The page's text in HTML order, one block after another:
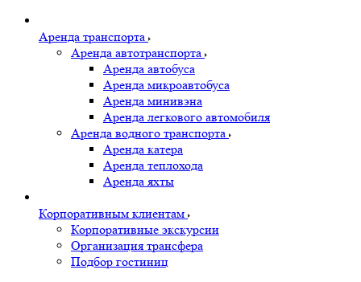
Аренда транспорта
Аренда автотранспорта
Аренда автобуса
Аренда микроавтобуса
Аренда минивэна
Аренда легкового автомобиля
Аренда водного транспорта
Аренда катера
Аренда теплохода
Аренда яхты
Корпоративным клиентам
Корпоративные экскурсии
Организация трансфера
Подбор гостиниц